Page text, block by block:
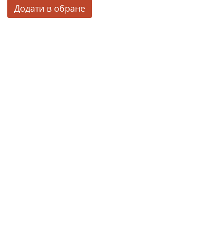
Додати в обране